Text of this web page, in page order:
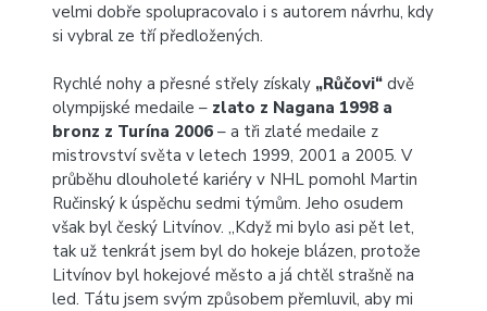
velmi dobře spolupracovalo i s autorem návrhu, kdy
si vybral ze tří předložených.
Rychlé nohy a přesné střely získaly „Růčovi“ dvě
olympijské medaile – zlato z Nagana 1998 a
bronz z Turína 2006 – a tři zlaté medaile z
mistrovství světa v letech 1999, 2001 a 2005. V
průběhu dlouholeté kariéry v NHL pomohl Martin
Ručinský k úspěchu sedmi týmům. Jeho osudem
však byl český Litvínov. „Když mi bylo asi pět let,
tak už tenkrát jsem byl do hokeje blázen, protože
Litvínov byl hokejové město a já chtěl strašně na
led. Tátu jsem svým způsobem přemluvil, aby mi